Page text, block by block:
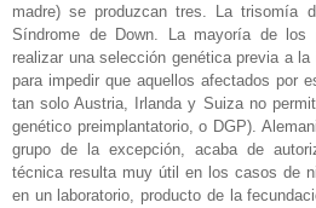
madre) se produzcan tres. La trisomía
Síndrome de Down. La mayoría de los
realizar una selección genética previa a
para impedir que aquellos afectados por
tan solo Austria, Irlanda y Suiza no
genético preimplantatorio, o DGP).
grupo de la excepción, acaba de
técnica resulta muy útil en los casos de
en un laboratorio, producto de la